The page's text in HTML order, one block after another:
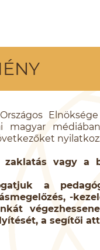
magyar
vagy a
a
-
a segítői